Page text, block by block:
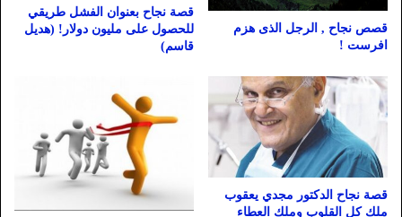
قصص نجاح , الرجل الذى هزم
افرست !
قصة نجاح بعنوان الفشل طريقي
للحصول على مليون دولار! (هديل
قاسم)
قصة نجاح الدكتور مجدي يعقوب
ملك كل القلوب وملك العطاء